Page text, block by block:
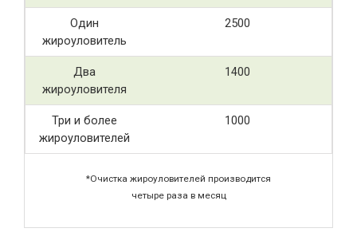
Один
жироуловитель
2500
Два
жироуловителя
1400
Три и более
жироуловителей
1000
*Очистка жироуловителей производится
четыре раза в месяц